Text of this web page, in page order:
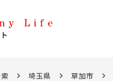
埼玉県 草加市